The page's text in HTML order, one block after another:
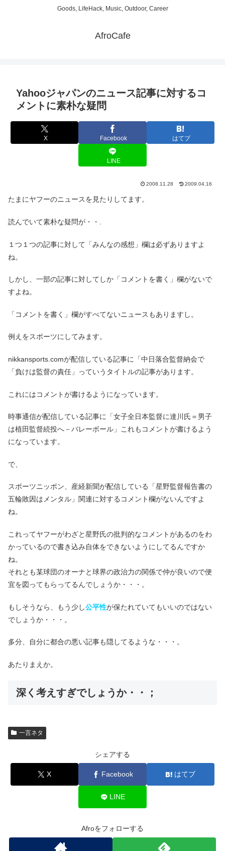
Goods, LifeHack, Music, Outdoor, Career
AfroCafe
Yahooジャパンのニュース記事に対するコ
メントに素朴な疑問
X Facebook はてブ
LINE
2008.11.28 2009.04.16
たまにヤフーのニュースを見たりしてます。
読んでいて素朴な疑問が・・.
１つ１つの記事に対して「みんなの感想」欄は必ずありますよ
ね。
しかし、一部の記事に対してしか「コメントを書く」欄がないで
すよね。
「コメントを書く」欄がすべてないニュースもありますし。
例えをスポーツにしてみます。
nikkansports.comが配信している記事に「中日落合監督納会で
「負けは監督の責任」っていうタイトルの記事があります。
これにはコメントが書けるようになっています。
時事通信が配信している記事に「女子全日本監督に達川氏＝男子
は植田監督続投へ－バレーボール」これもコメントが書けるよう
になっています。
で、
スポーツニッポン、産経新聞が配信している「星野監督報告書の
五輪敗因はメンタル」関連に対するコメント欄がないんですよ
ね。
これってヤフーがわざと星野氏の批判的なコメントがあるのをわ
かっているので書き込み自体をできないようにしてるんですか
ね。
それとも某球団のオーナと球界の政治力の関係で仲が良いので便
宜を図ってもらってるんでしょうか・・・。
もしそうなら、もう少し公平性が保たれていてもいいのではない
でしょうか・・・。
多分、自分に都合の悪い記事も隠してるような・・・。
あたりまえか。
深く考えすぎでしょうか・・；
一言ネタ
シェアする
X Facebook はてブ
LINE
Afroをフォローする